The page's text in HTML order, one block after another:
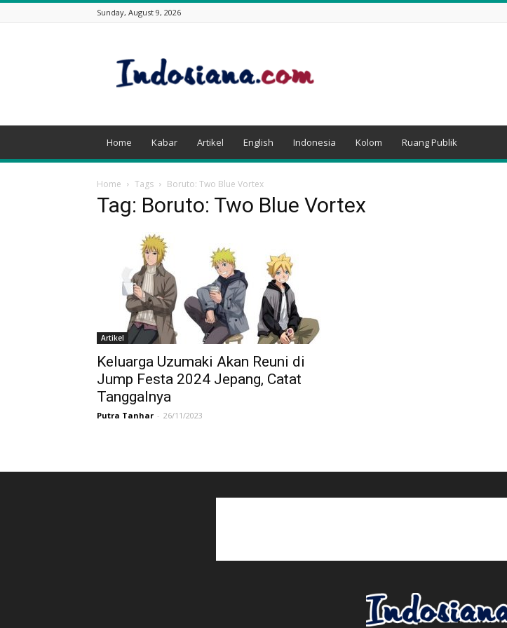
Sunday, August 9, 2026
Home Kabar Artikel English Indonesia Kolom Ruang Publik
Home Tags Boruto: Two Blue Vortex
Tag: Boruto: Two Blue Vortex
Artikel
Keluarga Uzumaki Akan Reuni di
Jump Festa 2024 Jepang, Catat
Tanggalnya
Putra Tanhar - 26/11/2023